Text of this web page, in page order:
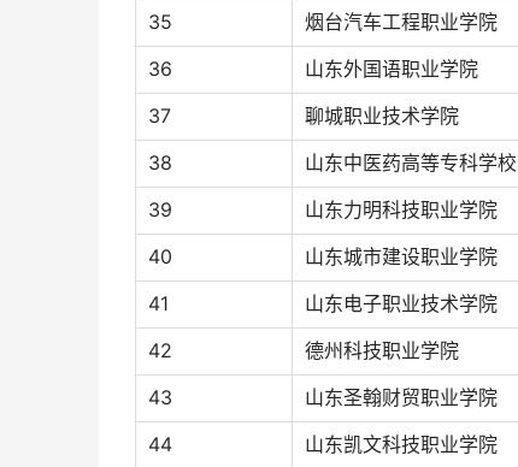
35 烟台汽车工程职业学院
36 山东外国语职业学院
37 聊城职业技术学院
38 山东中医药高等专科学校
39 山东力明科技职业学院
40 山东城市建设职业学院
41 山东电子职业技术学院
42 德州科技职业学院
43 山东圣翰财贸职业学院
44 山东凯文科技职业学院